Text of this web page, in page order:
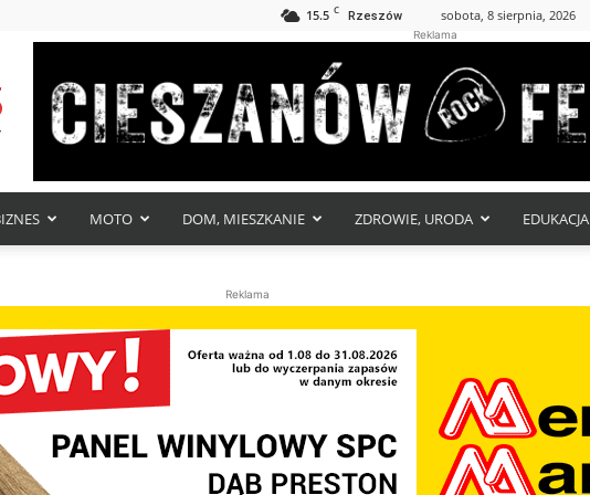
15.5 C Rzeszów sobota, 8 sierpnia, 2026
Reklama
MOTO DOM, MIESZKANIE ZDROWIE, URODA EDUKACJA
Reklama